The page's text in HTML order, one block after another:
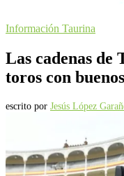
Información Taurina
Las cadenas de
toros con
escrito por Jesús López